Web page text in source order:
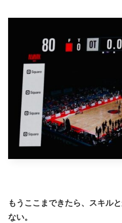
もうここまできたら、スキル
ない。